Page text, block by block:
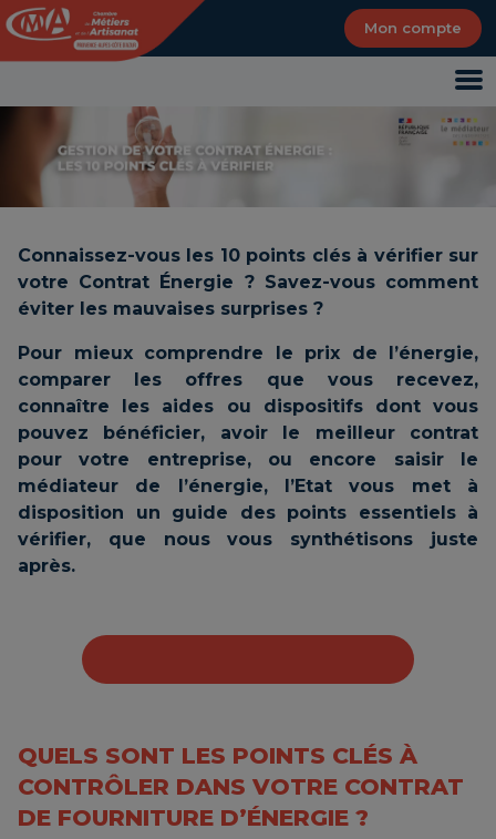
Mon compte
Connaissez-vous les 10 points clés à vérifier sur
votre Contrat Énergie ? Savez-vous comment
éviter les mauvaises surprises ?
Pour mieux comprendre le prix de l’énergie,
comparer les offres que vous recevez,
connaître les aides ou dispositifs dont vous
pouvez bénéficier, avoir le meilleur contrat
pour votre entreprise, ou encore saisir le
médiateur de l’énergie, l’Etat vous met à
disposition un guide des points essentiels à
vérifier, que nous vous synthétisons juste
après.
QUELS SONT LES POINTS CLÉS À
CONTRÔLER DANS VOTRE CONTRAT
DE FOURNITURE D’ÉNERGIE ?
Panneau de gestion des cookies